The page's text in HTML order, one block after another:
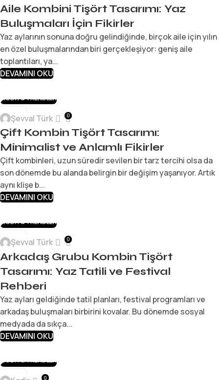
Aile Kombini Tişört Tasarımı: Yaz
Buluşmaları İçin Fikirler
Yaz aylarının sonuna doğru gelindiğinde, birçok aile için yılın
en özel buluşmalarından biri gerçekleşiyor: geniş aile
toplantıları, ya...
DEVAMINI OKU
29
TEM
MODA & TRENDLER
Şevval Türk 0
Çift Kombin Tişört Tasarımı:
Minimalist ve Anlamlı Fikirler
Çift kombinleri, uzun süredir sevilen bir tarz tercihi olsa da
son dönemde bu alanda belirgin bir değişim yaşanıyor. Artık
aynı klişe b...
DEVAMINI OKU
13
TEM
MODA & TRENDLER
Şevval Türk 0
Arkadaş Grubu Kombin Tişört
Tasarımı: Yaz Tatili ve Festival
Rehberi
Yaz ayları geldiğinde tatil planları, festival programları ve
arkadaş buluşmaları birbirini kovalar. Bu dönemde sosyal
medyada da sıkça...
DEVAMINI OKU
MODA & TRENDLER
0